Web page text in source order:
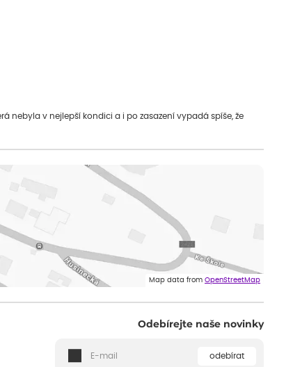
nebyla v nejlepší kondici a i po zasazení vypadá spíše, že
Map data from OpenStreetMap
Odebírejte naše novinky
odebírat